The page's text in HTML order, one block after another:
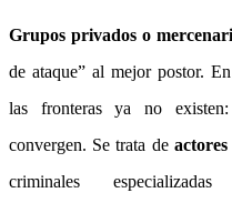
Grupos privados o
de ataque” al mejor postor.
las fronteras ya no
convergen. Se trata de actores
criminales especializadas